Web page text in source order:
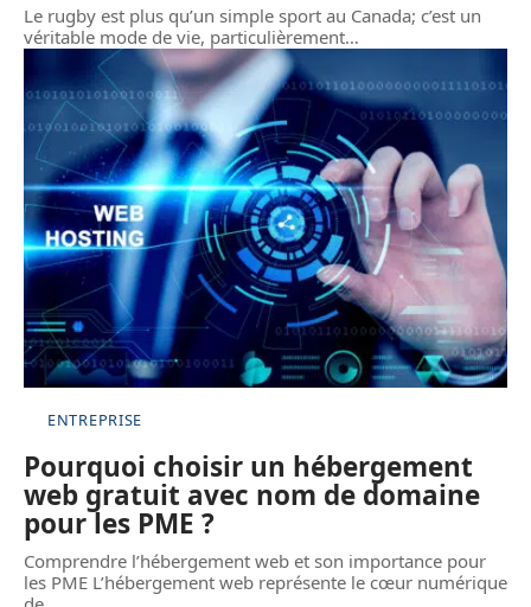
Le rugby est plus qu’un simple sport au Canada; c’est un
véritable mode de vie, particulièrement…
ENTREPRISE
Pourquoi choisir un hébergement
web gratuit avec nom de domaine
pour les PME ?
Comprendre l’hébergement web et son importance pour
les PME L’hébergement web représente le cœur numérique